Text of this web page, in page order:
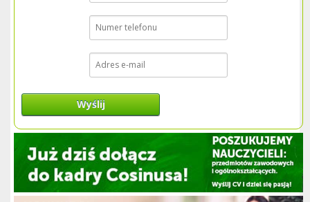
Wyślij